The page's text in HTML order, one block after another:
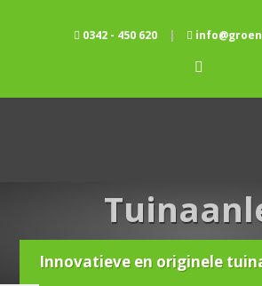
0342 - 450 620 |
Innovatieve en originele